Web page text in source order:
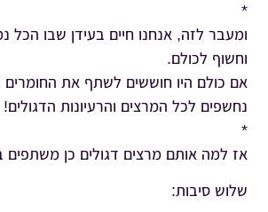
*
ומעבר לזה, אנחנו חיים בעידן שבו הכל
וחשוף לכולם.
אם כולם היו חוששים לשתף את החומרים
נחשפים לכל המרצים והרעיונות הדגולים!
*
אז למה אותם מרצים דגולים כן משתפים
שלוש סיבות: